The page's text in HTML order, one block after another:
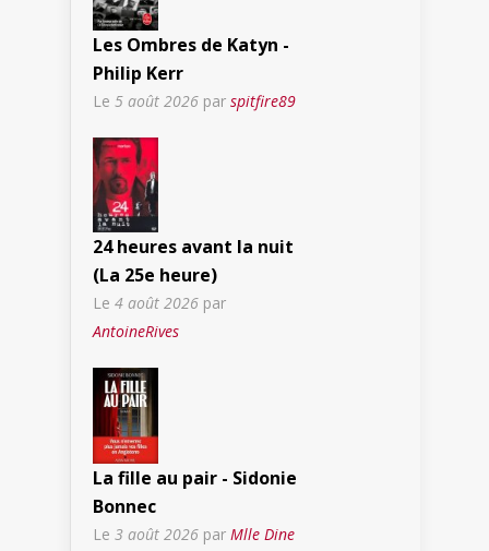
Les Ombres de Katyn -
Philip Kerr
Le 5 août 2026 par spitfire89
24 heures avant la nuit
(La 25e heure)
Le 4 août 2026 par
AntoineRives
La fille au pair - Sidonie
Bonnec
Le 3 août 2026 par Mlle Dine